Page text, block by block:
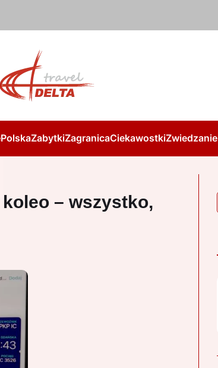
PolskaZabytkiZagranicaCiekawostkiZwiedzanie
– wszystko,